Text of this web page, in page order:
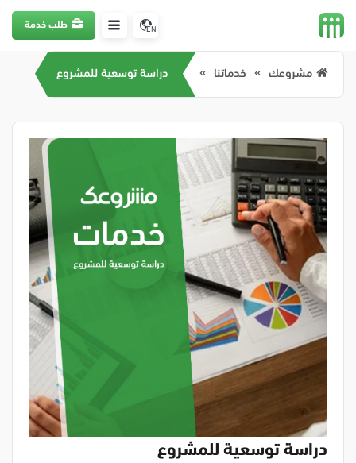
EN طلب خدمة
مشروعك خدماتنا دراسة توسعية للمشروع
دراسة توسعية للمشروع